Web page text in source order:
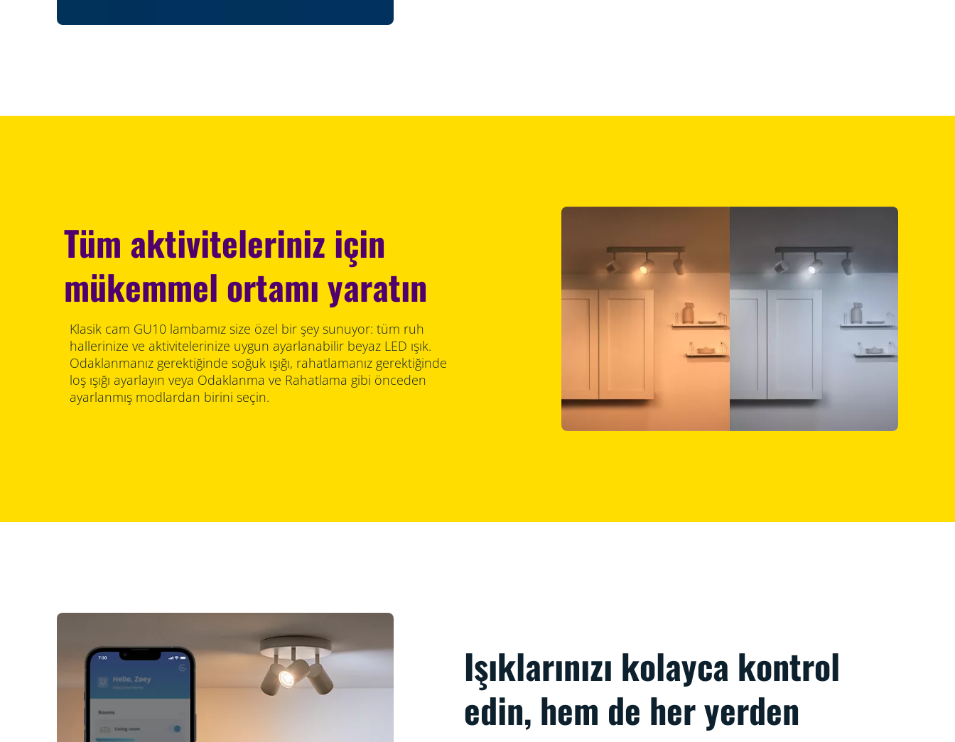
Tüm aktiviteleriniz için
mükemmel ortamı yaratın
Klasik cam GU10 lambamız size özel bir şey sunuyor: tüm ruh
hallerinize ve aktivitelerinize uygun ayarlanabilir beyaz LED ışık.
Odaklanmanız gerektiğinde soğuk ışığı, rahatlamanız gerektiğinde
loş ışığı ayarlayın veya Odaklanma ve Rahatlama gibi önceden
ayarlanmış modlardan birini seçin.
Işıklarınızı kolayca kontrol
edin, hem de her yerden